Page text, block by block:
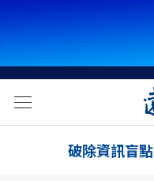
破除資訊盲點